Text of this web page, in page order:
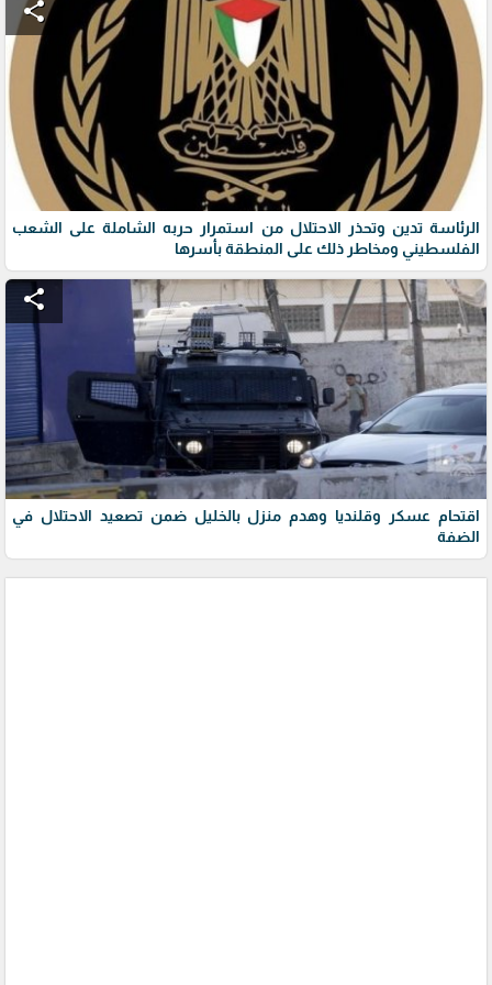
share
الرئاسة تدين وتحذر الاحتلال من استمرار حربه الشاملة على الشعب
الفلسطيني ومخاطر ذلك على المنطقة بأسرها
share
اقتحام عسكر وقلنديا وهدم منزل بالخليل ضمن تصعيد الاحتلال في
الضفة